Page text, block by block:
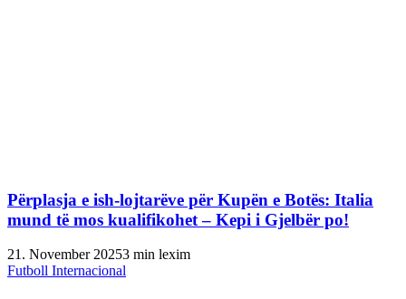
Përplasja e ish-lojtarëve për Kupën e Botës: Italia
mund të mos kualifikohet – Kepi i Gjelbër po!
21. November 20253 min lexim
Futboll Internacional